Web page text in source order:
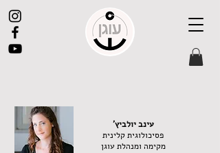
'עינב יולביץ
פסיכולוגית קלינית
מקימה ומנהלת עוגן